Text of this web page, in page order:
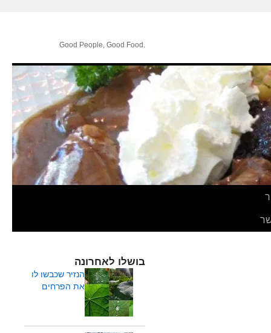
.Good People, Good Food
בושלו לאחרונה
הנזיר שכבשו לו
את הפרחים